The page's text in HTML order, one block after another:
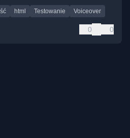
html Testowanie Voiceover
0 0